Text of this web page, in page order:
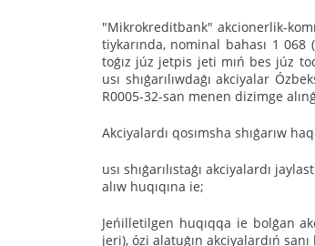
"Mikrokreditbank" akcionerlik-
tiykarında, nominal bahası 1
toǵız júz jetpis jeti mıń bes júz
usı shıǵarılıwdaǵı akciyalar
R0005-32-san menen dizimge
Akciyalardı qosımsha shıǵarıw
usı shıǵarılıstaǵı akciyalardı
alıw huqıqına ie;
Jeńilletilgen huqıqqa ie bolǵan
jeri), ózi alatuǵın akciyalardıń